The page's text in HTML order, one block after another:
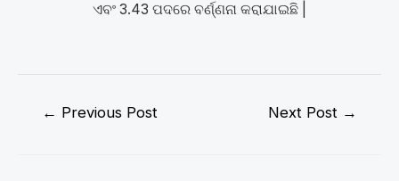
ଏବଂ 3.43 ପଦରେ ବର୍ଣ୍ଣନା କରାଯାଇଛି |
← Previous Post Next Post →